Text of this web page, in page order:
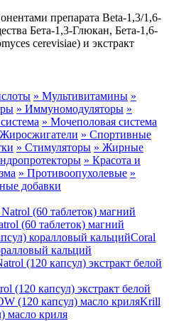
препарата Beta-1,3/1,6-
Бета-1,3-Глюкан, Бета-1,6-
cerevisiae) и экстракт
» Мультивитамины »
» Иммуномодуляторы »
» Мочеполовая система
» Спортивные
» Стимуляторы » Жирные
» Красота и
» Противоопухолевые »
добавки
(60 таблеток) магний
Coral
кальций
(120 капсул) экстракт белой
Krill
масло криля